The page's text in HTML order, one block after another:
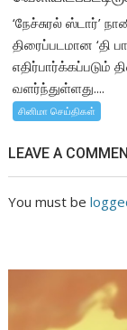
‘நேச்சுரல் ஸ்டார்’
திரைப்படமான ‘தி
எதிர்பார்க்கப்படும்
வளர்ந்துள்ளது....
சினிமா செய்திகள்
LEAVE A
You must be